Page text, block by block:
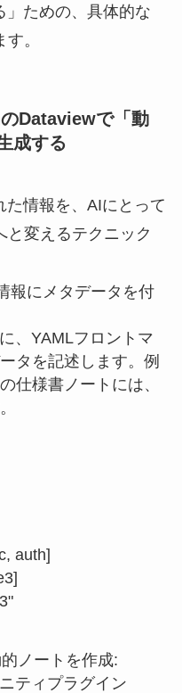
」ための、具体的な
。
Dataviewで「動
成する
た情報を、AIにとって
と変えるテクニック
報にメタデータを付
、YAMLフロントマ
タを記述します。例
仕様書ノートには、
, auth
ノートを作成:
ティプラグイン